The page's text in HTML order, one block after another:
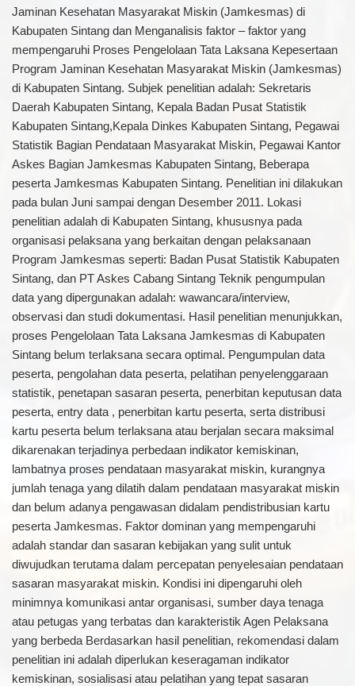
Jaminan Kesehatan Masyarakat Miskin (Jamkesmas) di
Kabupaten Sintang dan Menganalisis faktor – faktor yang
mempengaruhi Proses Pengelolaan Tata Laksana Kepesertaan
Program Jaminan Kesehatan Masyarakat Miskin (Jamkesmas)
di Kabupaten Sintang. Subjek penelitian adalah: Sekretaris
Daerah Kabupaten Sintang, Kepala Badan Pusat Statistik
Kabupaten Sintang,Kepala Dinkes Kabupaten Sintang, Pegawai
Statistik Bagian Pendataan Masyarakat Miskin, Pegawai Kantor
Askes Bagian Jamkesmas Kabupaten Sintang, Beberapa
peserta Jamkesmas Kabupaten Sintang. Penelitian ini dilakukan
pada bulan Juni sampai dengan Desember 2011. Lokasi
penelitian adalah di Kabupaten Sintang, khususnya pada
organisasi pelaksana yang berkaitan dengan pelaksanaan
Program Jamkesmas seperti: Badan Pusat Statistik Kabupaten
Sintang, dan PT Askes Cabang Sintang Teknik pengumpulan
data yang dipergunakan adalah: wawancara/interview,
observasi dan studi dokumentasi. Hasil penelitian menunjukkan,
proses Pengelolaan Tata Laksana Jamkesmas di Kabupaten
Sintang belum terlaksana secara optimal. Pengumpulan data
peserta, pengolahan data peserta, pelatihan penyelenggaraan
statistik, penetapan sasaran peserta, penerbitan keputusan data
peserta, entry data , penerbitan kartu peserta, serta distribusi
kartu peserta belum terlaksana atau berjalan secara maksimal
dikarenakan terjadinya perbedaan indikator kemiskinan,
lambatnya proses pendataan masyarakat miskin, kurangnya
jumlah tenaga yang dilatih dalam pendataan masyarakat miskin
dan belum adanya pengawasan didalam pendistribusian kartu
peserta Jamkesmas. Faktor dominan yang mempengaruhi
adalah standar dan sasaran kebijakan yang sulit untuk
diwujudkan terutama dalam percepatan penyelesaian pendataan
sasaran masyarakat miskin. Kondisi ini dipengaruhi oleh
minimnya komunikasi antar organisasi, sumber daya tenaga
atau petugas yang terbatas dan karakteristik Agen Pelaksana
yang berbeda Berdasarkan hasil penelitian, rekomendasi dalam
penelitian ini adalah diperlukan keseragaman indikator
kemiskinan, sosialisasi atau pelatihan yang tepat sasaran